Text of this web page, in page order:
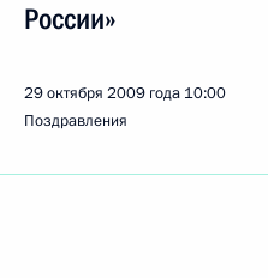
России»
29 октября 2009 года 10:00
Поздравления